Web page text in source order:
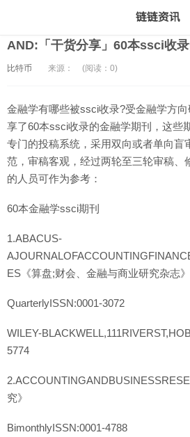
AND:「干货分享」60本ssci收录
比特币 来源： (阅读：0)
金融学有哪些被ssci收录?受金融学方
享了60本ssci收录的金融学期刊，这些
专门的投稿系统，采用双向或者单向盲
范，审稿客观，经过两轮至三轮审稿、
的人员可作为参考：
60本金融学ssci期刊
1.ABACUS-
ES《算盘;财会、金融与商业研究杂志》
QuarterlyISSN:0001-3072
WILEY-
5774
究》
BimonthlyISSN:0001-4788